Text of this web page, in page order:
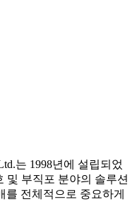
는 1998년에 설립되었
및 부직포 분야의 솔루션
를 전체적으로 중요하게